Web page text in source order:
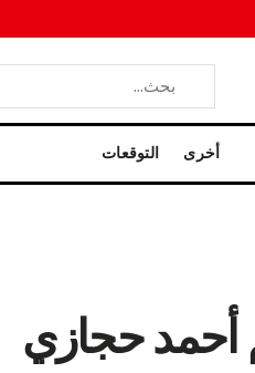
أخرى التوقعات
أحمد حجازي